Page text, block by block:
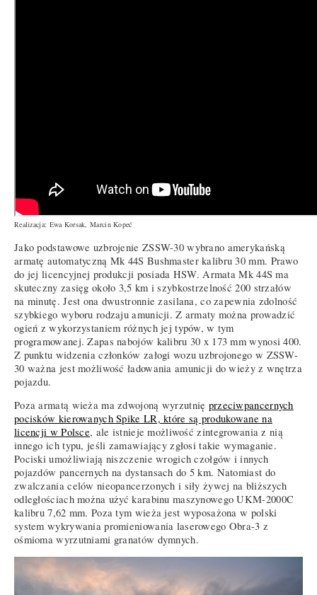
Realizacja: Ewa Korsak, Marcin Kopeć
Jako podstawowe uzbrojenie ZSSW-30 wybrano amerykańską
armatę automatyczną Mk 44S Bushmaster kalibru 30 mm. Prawo
do jej licencyjnej produkcji posiada HSW. Armata Mk 44S ma
skuteczny zasięg około 3,5 km i szybkostrzelność 200 strzałów
na minutę. Jest ona dwustronnie zasilana, co zapewnia zdolność
szybkiego wyboru rodzaju amunicji. Z armaty można prowadzić
ogień z wykorzystaniem różnych jej typów, w tym
programowanej. Zapas nabojów kalibru 30 x 173 mm wynosi 400.
Z punktu widzenia członków załogi wozu uzbrojonego w ZSSW-
30 ważna jest możliwość ładowania amunicji do wieży z wnętrza
pojazdu.
Poza armatą wieża ma zdwojoną wyrzutnię przeciwpancernych
pocisków kierowanych Spike LR, które są produkowane na
licencji w Polsce, ale istnieje możliwość zintegrowania z nią
innego ich typu, jeśli zamawiający zgłosi takie wymaganie.
Pociski umożliwiają niszczenie wrogich czołgów i innych
pojazdów pancernych na dystansach do 5 km. Natomiast do
zwalczania celów nieopancerzonych i siły żywej na bliższych
odległościach można użyć karabinu maszynowego UKM-2000C
kalibru 7,62 mm. Poza tym wieża jest wyposażona w polski
system wykrywania promieniowania laserowego Obra-3 z
ośmioma wyrzutniami granatów dymnych.